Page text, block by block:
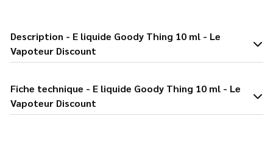
Description - E liquide Goody Thing 10 ml - Le
Vapoteur Discount
Fiche technique - E liquide Goody Thing 10 ml - Le
Vapoteur Discount